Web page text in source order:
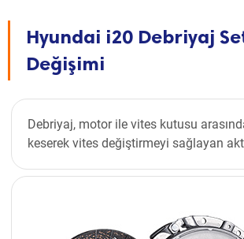
Hyundai i20 Debriyaj
Değişimi
Debriyaj, motor ile vites kutusu
keserek vites değiştirmeyi sağlayan